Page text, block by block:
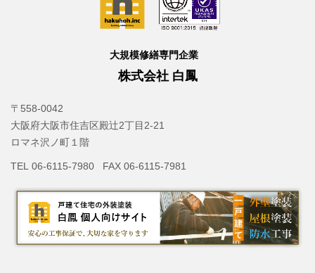
大規模修繕専門企業
株式会社 白鳳
〒558-0042
大阪府大阪市住吉区殿辻2丁目2-21
ロマネ沢ノ町１階
TEL 06-6115-7980 FAX 06-6115-7981